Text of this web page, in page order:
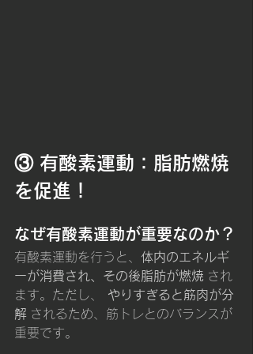
③ 有酸素運動：脂肪燃焼
を促進！
なぜ有酸素運動が重要なのか？
有酸素運動を行うと、 体内のエネルギ
ーが消費され、その後脂肪が燃焼 され
ます。ただし、 やりすぎると筋肉が分
解 されるため、筋トレとのバランスが
重要です。